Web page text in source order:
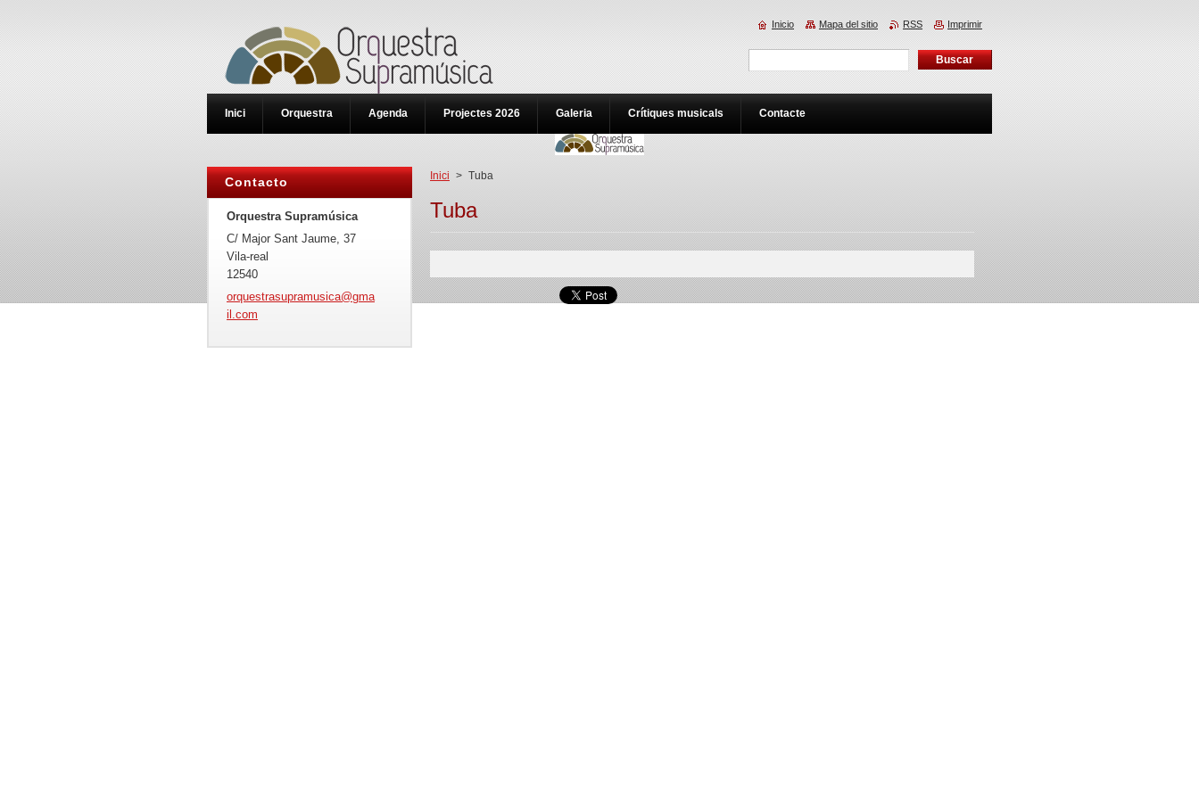
Inici > Tuba
Tuba
Contacto
Orquestra Supramúsica
C/ Major Sant Jaume, 37
Vila-real
12540
orquestrasupramusica@gma
il.com
Inici Orquestra Agenda Projectes 2026 Galeria Crítiques musicals Contacte
Inicio Mapa del sitio RSS Imprimir